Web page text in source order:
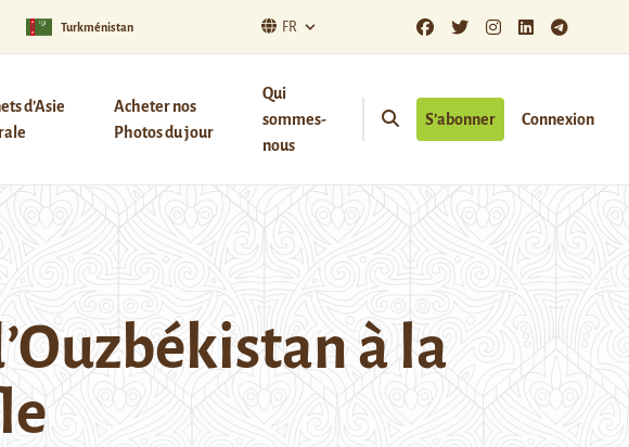
Turkménistan FR
d’Asie
Acheter nos
Photos du jour
Qui
sommes-
nous
S’abonner Connexion
à la